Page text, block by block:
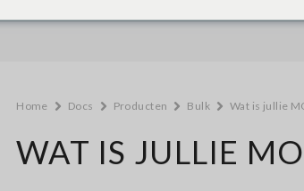
Home Docs Producten Bulk Wat is jullie
WAT IS JULLIE